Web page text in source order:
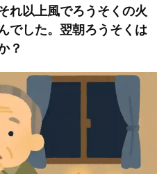
れ以上風でろうそくの火
でした。翌朝ろうそくは
？